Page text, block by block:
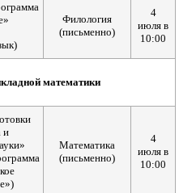
Филология
(письменно)
4
июля в
10:00
математики
и
Математика
(письменно)
4
июля в
10:00